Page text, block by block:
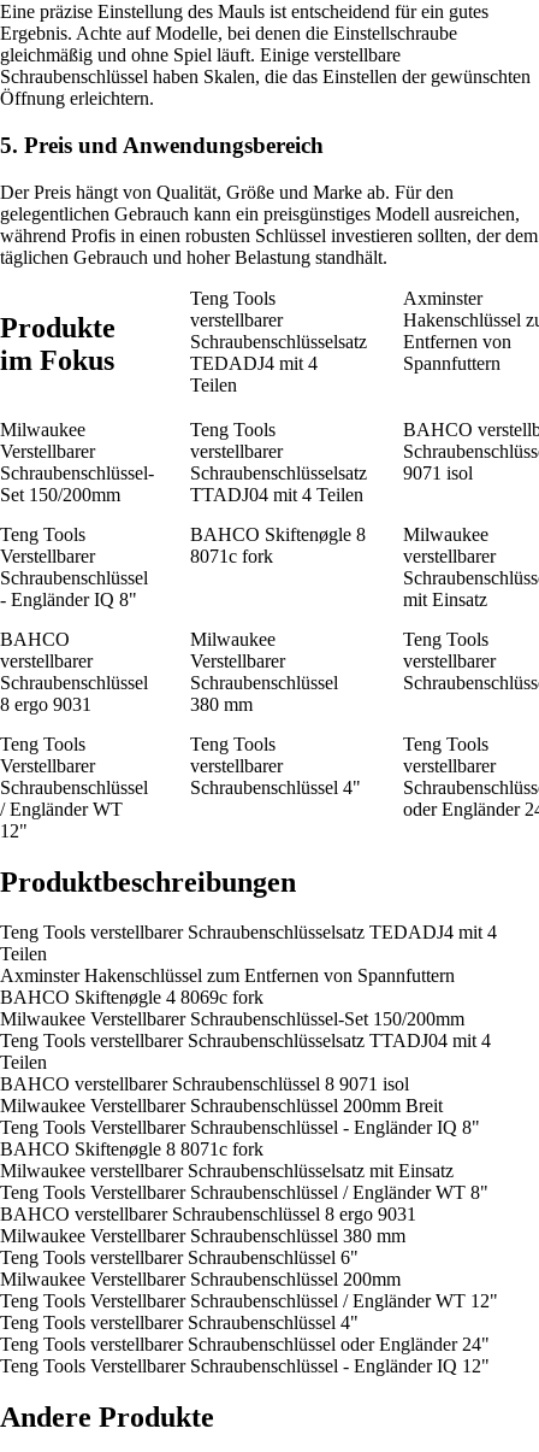
Eine präzise Einstellung des Mauls ist entscheidend für ein gutes
Ergebnis. Achte auf Modelle, bei denen die Einstellschraube
gleichmäßig und ohne Spiel läuft. Einige verstellbare
Schraubenschlüssel haben Skalen, die das Einstellen der gewünschten
Öffnung erleichtern.
5. Preis und Anwendungsbereich
Der Preis hängt von Qualität, Größe und Marke ab. Für den
gelegentlichen Gebrauch kann ein preisgünstiges Modell ausreichen,
während Profis in einen robusten Schlüssel investieren sollten, der dem
täglichen Gebrauch und hoher Belastung standhält.
Produkte
im Fokus
Teng Tools
verstellbarer
Schraubenschlüsselsatz
TEDADJ4 mit 4
Teilen
Axminster
Hakenschlüssel
Entfernen von
Spannfuttern
Milwaukee
Verstellbarer
Schraubenschlüssel-
Set 150/200mm
Teng Tools
verstellbarer
Schraubenschlüsselsatz
TTADJ04 mit 4 Teilen
BAHCO
9071 isol
Teng Tools
Verstellbarer
Schraubenschlüssel
- Engländer IQ 8"
BAHCO Skiftenøgle 8
8071c fork
Milwaukee
verstellbarer
mit Einsatz
BAHCO
verstellbarer
Schraubenschlüssel
8 ergo 9031
Milwaukee
Verstellbarer
Schraubenschlüssel
380 mm
Teng Tools
verstellbarer
Teng Tools
Verstellbarer
Schraubenschlüssel
/ Engländer WT
12"
Teng Tools
verstellbarer
Schraubenschlüssel 4"
Teng Tools
verstellbarer
oder Engländer
Produktbeschreibungen
Teng Tools verstellbarer Schraubenschlüsselsatz TEDADJ4 mit 4
Teilen
Axminster Hakenschlüssel zum Entfernen von Spannfuttern
BAHCO Skiftenøgle 4 8069c fork
Milwaukee Verstellbarer Schraubenschlüssel-Set 150/200mm
Teng Tools verstellbarer Schraubenschlüsselsatz TTADJ04 mit 4
Teilen
BAHCO verstellbarer Schraubenschlüssel 8 9071 isol
Milwaukee Verstellbarer Schraubenschlüssel 200mm Breit
Teng Tools Verstellbarer Schraubenschlüssel - Engländer IQ 8"
BAHCO Skiftenøgle 8 8071c fork
Milwaukee verstellbarer Schraubenschlüsselsatz mit Einsatz
Teng Tools Verstellbarer Schraubenschlüssel / Engländer WT 8"
BAHCO verstellbarer Schraubenschlüssel 8 ergo 9031
Milwaukee Verstellbarer Schraubenschlüssel 380 mm
Teng Tools verstellbarer Schraubenschlüssel 6"
Milwaukee Verstellbarer Schraubenschlüssel 200mm
Teng Tools Verstellbarer Schraubenschlüssel / Engländer WT 12"
Teng Tools verstellbarer Schraubenschlüssel 4"
Teng Tools verstellbarer Schraubenschlüssel oder Engländer 24"
Teng Tools Verstellbarer Schraubenschlüssel - Engländer IQ 12"
Andere Produkte